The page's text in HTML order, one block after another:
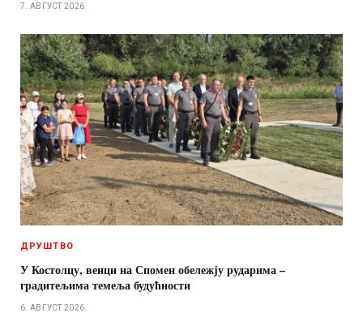
7. АВГУСТ 2026.
ДРУШТВО
У Костолцу, венци на Спомен обележју рударима –
градитељима темеља будућности
6. АВГУСТ 2026.